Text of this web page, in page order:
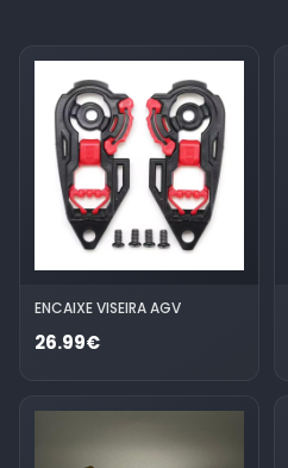
ENCAIXE VISEIRA AGV
26.99€